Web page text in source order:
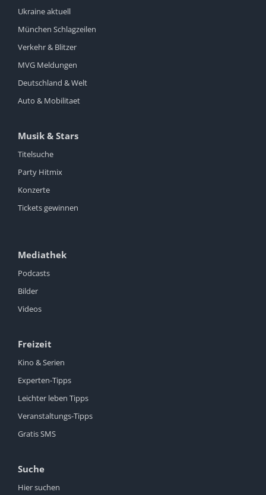
Ukraine aktuell
München Schlagzeilen
Verkehr & Blitzer
MVG Meldungen
Deutschland & Welt
Auto & Mobilitaet
Musik & Stars
Titelsuche
Party Hitmix
Konzerte
Tickets gewinnen
Mediathek
Podcasts
Bilder
Videos
Freizeit
Kino & Serien
Experten-Tipps
Leichter leben Tipps
Veranstaltungs-Tipps
Gratis SMS
Suche
Hier suchen